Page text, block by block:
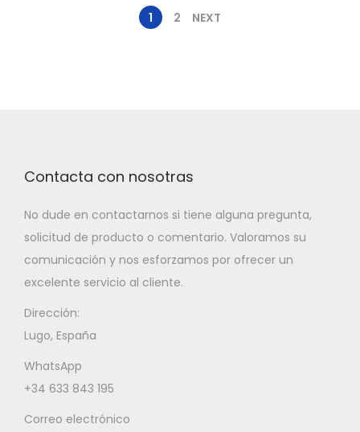
1 2 NEXT
Contacta con nosotras
No dude en contactarnos si tiene alguna pregunta,
solicitud de producto o comentario. Valoramos su
comunicación y nos esforzamos por ofrecer un
excelente servicio al cliente.
Dirección:
Lugo, España
WhatsApp
+34 633 843 195
Correo electrónico